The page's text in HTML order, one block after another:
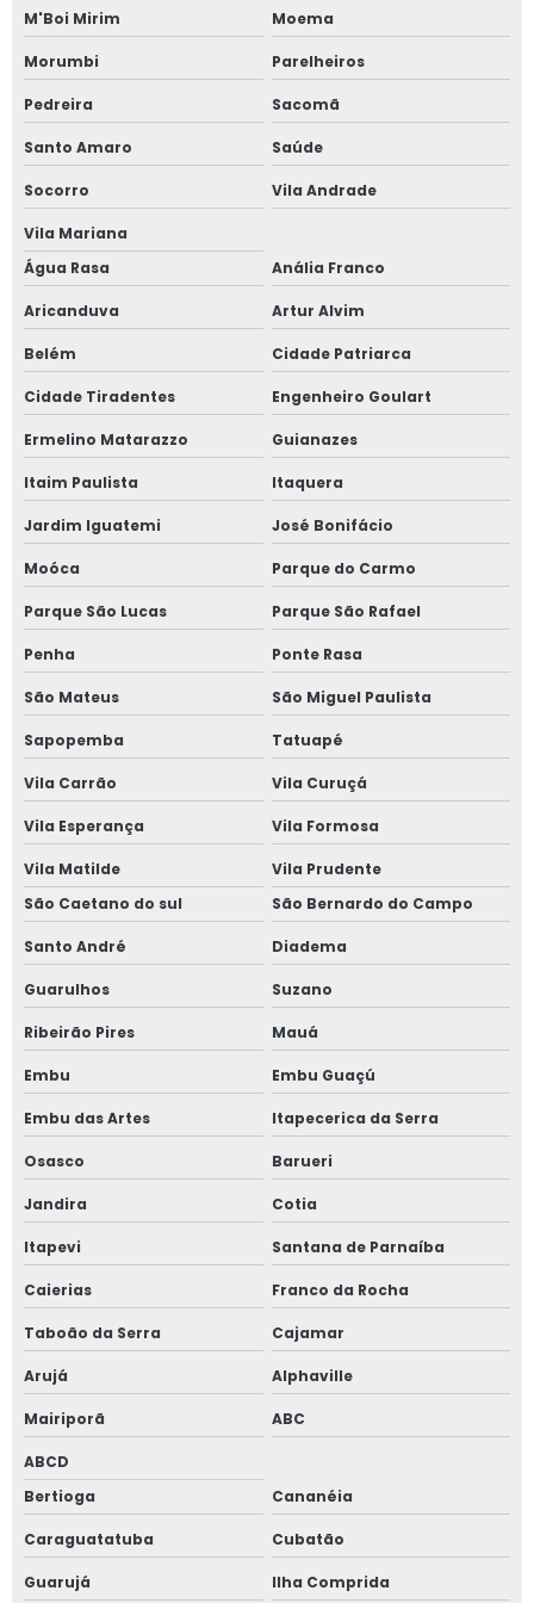
Fabricante de janela acústica
Fabricante de janela de alumínio sobreposta
Fabricante de janela anti ruído
Fabricante de janela antirruído em sp
Fabricante de janela sobreposta de correr
Fabricante de janela sobreposta de giro
Fabricante de janela vidro multilaminado
Fabricante de janela vidro triplo
Fabricante de portas e janelas de alumínio
Fornecedor de esquadrias de alto padrão
Fornecedor de esquadrias de alumínio
Fornecedor de janela de alumínio sobreposta
Fornecedor de janela anti ruído
Fornecedor de janela sobreposta
Fornecedor de janela sobreposta de correr
Fornecedor de janela sobreposta de giro
Fornecedor de janela vidro multilaminado
Fornecedor de janela vidro triplo
Indústria de esquadrias de alumínio
Instalação de esquadrias de alumínio
Instalação de tela mosquiteira
Janela acústica
Janela acústica anti ruído
Janela acústica são paulo
Janela acústica sobrepor
Janela acústica sobreposta
Janela acústica vidro triplo
Janela alto padrão
M'Boi Mirim Moema
Morumbi Parelheiros
Pedreira Sacomã
Santo Amaro Saúde
Socorro Vila Andrade
Vila Mariana
Água Rasa
Anália Franco
Aricanduva Artur Alvim
Belém Cidade Patriarca
Cidade Tiradentes Engenheiro Goulart
Ermelino Matarazzo Guianazes
Itaim Paulista Itaquera
Jardim Iguatemi José Bonifácio
Moóca Parque do Carmo
Parque São Lucas Parque São Rafael
Penha Ponte Rasa
São Mateus São Miguel Paulista
Sapopemba Tatuapé
Vila Carrão Vila Curuçá
Vila Esperança Vila Formosa
Vila Matilde
Vila Prudente
São Caetano do sul
São Bernardo do Campo
Santo André Diadema
Guarulhos Suzano
Ribeirão Pires Mauá
Embu Embu Guaçú
Embu das Artes Itapecerica da Serra
Osasco Barueri
Jandira Cotia
Itapevi Santana de Parnaíba
Caierias Franco da Rocha
Taboão da Serra Cajamar
Arujá Alphaville
Mairiporã ABC
ABCD
Bertioga
Cananéia
Caraguatatuba Cubatão
Guarujá Ilha Comprida